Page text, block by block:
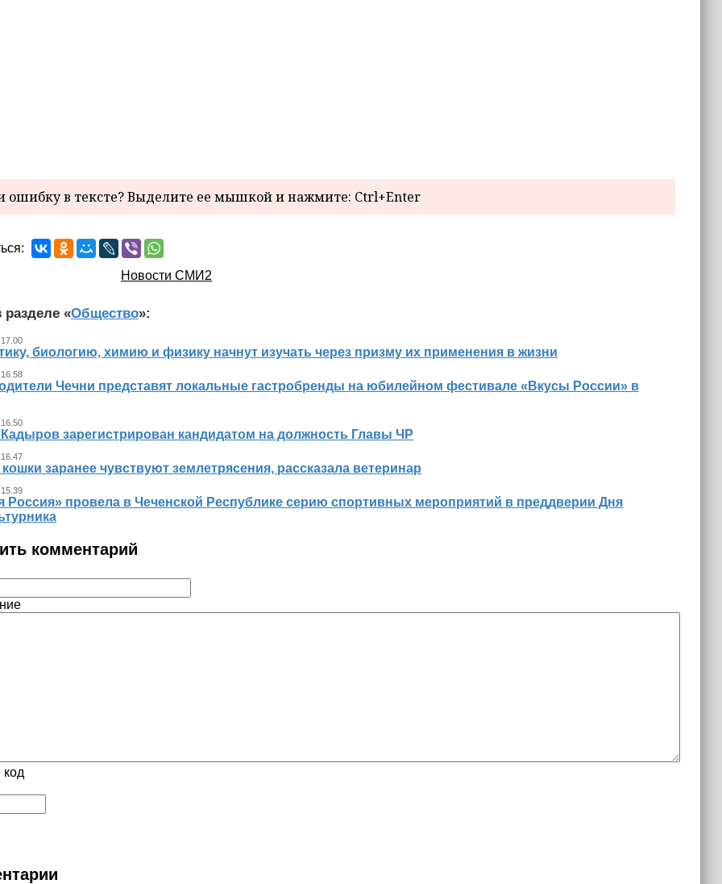
в тексте? Выделите ее мышкой и нажмите: Ctrl+Enter
Новости СМИ2
разделе «Общество»:
биологию, химию и физику начнут изучать через призму их применения в жизни
Чечни представят локальные гастробренды на юбилейном фестивале «Вкусы России» в
зарегистрирован кандидатом на должность Главы ЧР
заранее чувствуют землетрясения, рассказала ветеринар
Россия» провела в Чеченской Республике серию спортивных мероприятий в преддверии Дня
комментарий
код